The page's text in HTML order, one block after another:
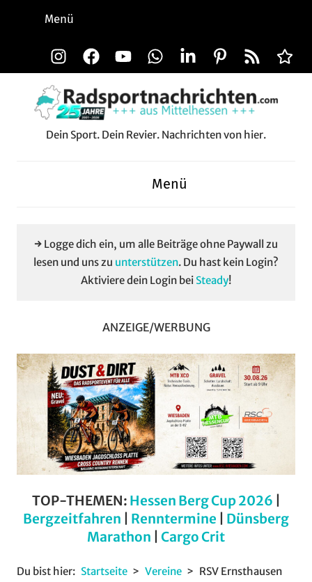
InstagramFacebookYouTubeWhatsAppLinkedInPinterest
RSS-
Feed
Alle
Menü
Dein Sport. Dein Revier. Nachrichten von hier.
Menü
→ Logge dich ein, um alle Beiträge ohne Paywall zu
lesen und uns zu unterstützen. Du hast kein Login?
Aktiviere dein Login bei Steady!
ANZEIGE/WERBUNG
TOP-THEMEN: Hessen Berg Cup 2026
Bergzeitfahren
Renntermine
Dünsberg
Marathon
Cargo Crit
Du bist hier: Startseite Vereine RSV Ernsthausen